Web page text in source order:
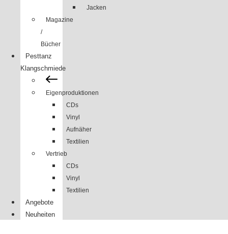
Jacken
Magazine
/
Bücher
Pesttanz
Klangschmiede
Eigenproduktionen
CDs
Vinyl
Aufnäher
Textilien
Vertrieb
CDs
Vinyl
Textilien
Angebote
Neuheiten